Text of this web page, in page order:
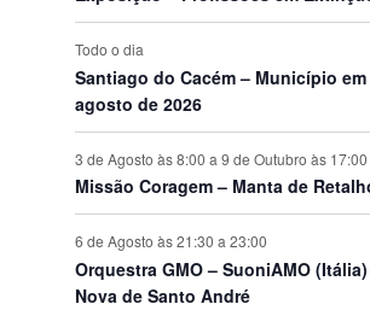
s
Todo o dia
Santiago do Cacém – Município
agosto de 2026
3 de Agosto às 8:00 a 9 de Outubro às 17:00
Missão Coragem – Manta de
6 de Agosto às 21:30 a 23:00
Orquestra GMO – SuoniAMO
Nova de Santo André